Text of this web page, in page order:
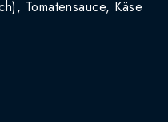
Tomatensauce, Käse